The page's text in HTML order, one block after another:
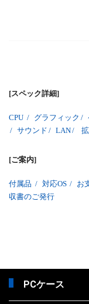
[スペック詳細]
CPU / グラフィック /
/ サウンド / LAN/
[ご案内]
付属品 / 対応OS / お
収書のご発行
PCケース